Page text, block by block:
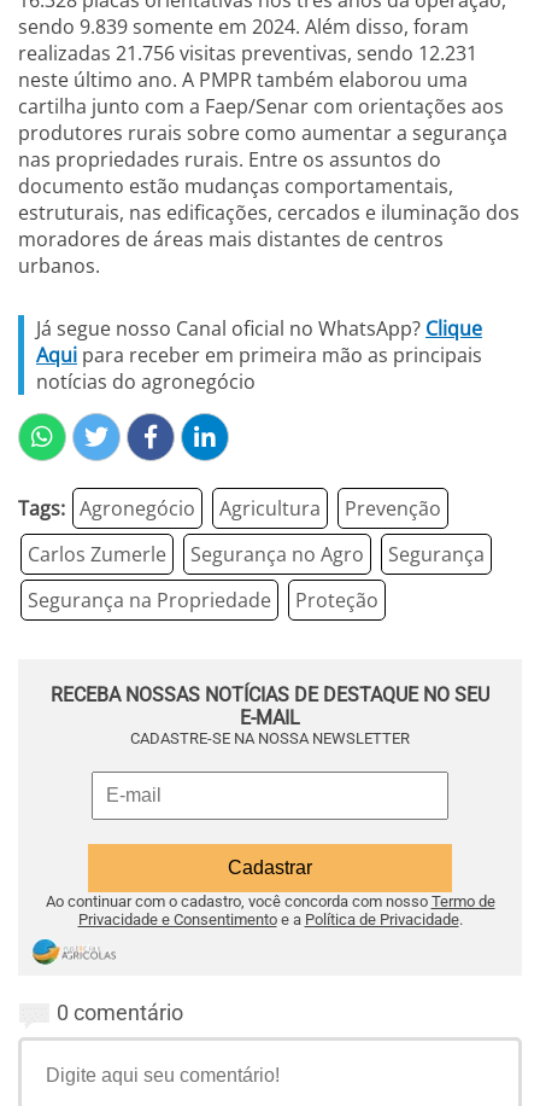
sendo 9.839 somente em 2024. Além disso, foram
realizadas 21.756 visitas preventivas, sendo 12.231
neste último ano. A PMPR também elaborou uma
cartilha junto com a Faep/Senar com orientações aos
produtores rurais sobre como aumentar a segurança
nas propriedades rurais. Entre os assuntos do
documento estão mudanças comportamentais,
estruturais, nas edificações, cercados e iluminação dos
moradores de áreas mais distantes de centros
urbanos.
Já segue nosso Canal oficial no WhatsApp? Clique
Aqui para receber em primeira mão as principais
notícias do agronegócio
Tags: Agronegócio Agricultura
Prevenção
Carlos Zumerle
Segurança no Agro
Segurança
Segurança na Propriedade
Proteção
RECEBA NOSSAS NOTÍCIAS DE DESTAQUE NO SEU
E-MAIL
CADASTRE-SE NA NOSSA NEWSLETTER
Ao continuar com o cadastro, você concorda com nosso Termo de
Privacidade e Consentimentoe a Política de Privacidade.
0 comentário